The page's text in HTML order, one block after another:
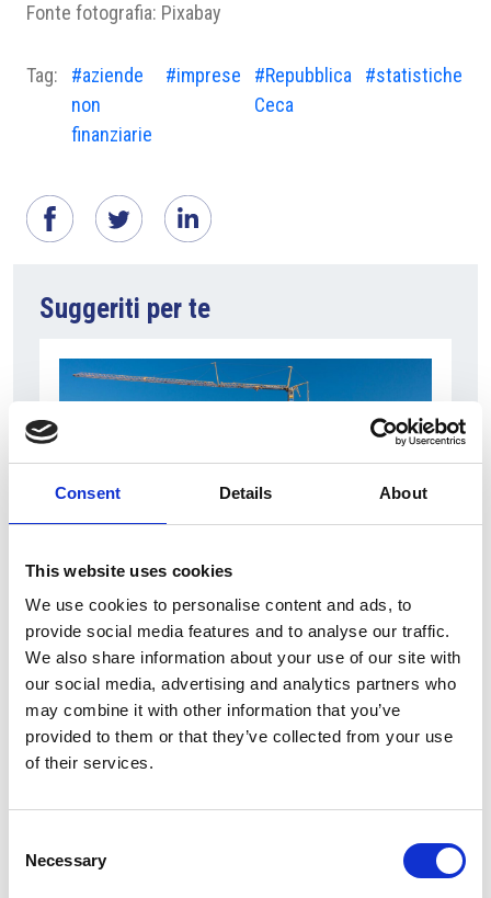
Consent Details About
This website uses cookies
We use cookies to personalise content and ads, to
provide social media features and to analyse our traffic.
We also share information about your use of our site with
our social media, advertising and analytics partners who
may combine it with other information that you’ve
provided to them or that they’ve collected from your use
of their services.
Selection
Necessary
Fonte fotografia: Pixabay
Tag:
#aziende
non
finanziarie
#imprese
#Repubblica
Ceca
#statistiche
Suggeriti per te
Nel primo semestre è aumentata fortemente la
costruzione di nuove abitazioni
Repubblica Ceca